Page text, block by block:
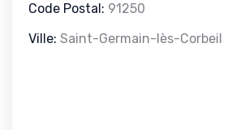
Code Postal: 91250
Ville: Saint-Germain-lès-Corbeil